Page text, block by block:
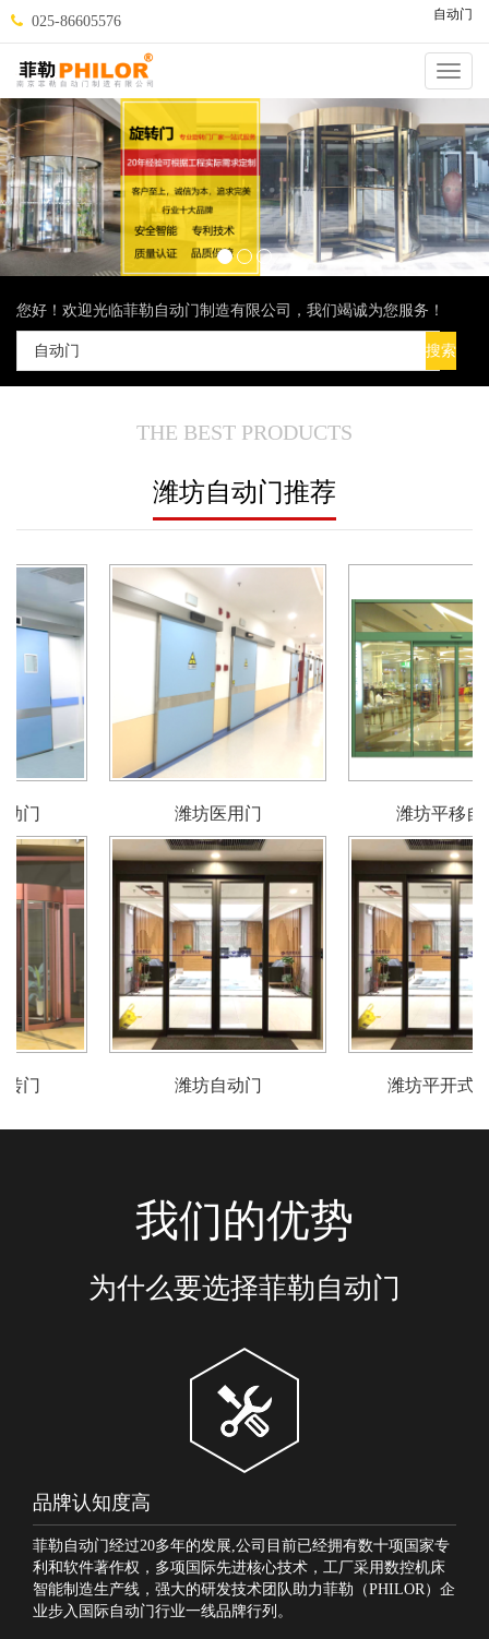
025-86605576 自动门
您好！欢迎光临菲勒自动门制造有限公司，我们竭诚为您服务！
THE BEST PRODUCTS
潍坊自动门推荐
潍坊平移自动门
潍坊平开式感应门
我们的优势
为什么要选择菲勒自动门
品牌认知度高
菲勒自动门经过20多年的发展,公司目前已经拥有数十项国家专
利和软件著作权，多项国际先进核心技术，工厂采用数控机床
智能制造生产线，强大的研发技术团队助力菲勒（PHILOR）企
业步入国际自动门行业一线品牌行列。